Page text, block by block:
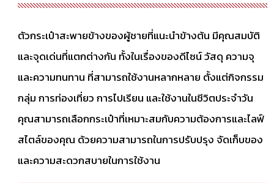
ตัวกระเป๋าสะพายข้างของผู้ชายที่แนะนำข้างต้น มีคุณสมบัติ
และจุดเด่นที่แตกต่างกัน ทั้งในเรื่องของดีไซน์ วัสดุ ความจุ
และความทนทาน ที่สามารถใช้งานหลากหลาย ตั้งแต่กิจกรรม
กลุ่ม การท่องเที่ยว การไปเรียน และใช้งานในชีวิตประจำวัน
คุณสามารถเลือกกระเป๋าที่เหมาะสมกับความต้องการและไลฟ์
สไตล์ของคุณ ด้วยความสามารถในการปรับปรุง จัดเก็บของ
และความสะดวกสบายในการใช้งาน